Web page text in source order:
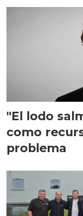
"El lodo
como
problema